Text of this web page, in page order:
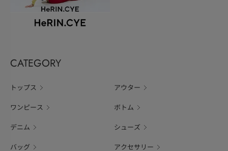
CATEGORY
トップス アウター
ワンピース ボトム
デニム シューズ
バッグ アクセサリー